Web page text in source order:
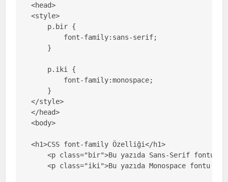
<head>
<style>
    p.bir {
        font-family:sans-serif;
    }
    p.iki {
        font-family:monospace;
    }
</style>
</head>
<body>
<h1>CSS font-family Özelliği</h1>
<p class="bir">Bu yazıda Sans-Serif fontu
<p class="iki">Bu yazıda Monospace fontu